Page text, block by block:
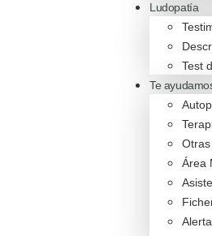
Ludopatía
Test
Te
Área